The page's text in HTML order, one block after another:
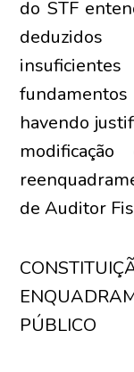
do STF
havendo
de Auditor
PÚBLICO